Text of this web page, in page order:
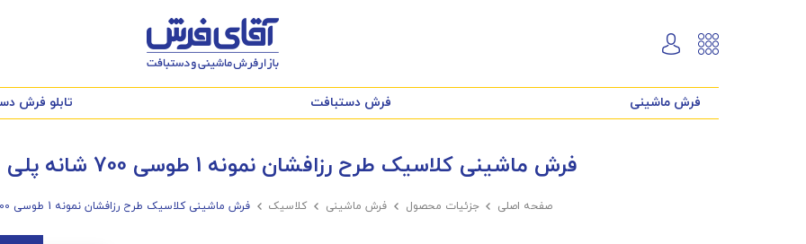
فرش ماشینی فرش دستبافت تابلو فرش
فرش ماشینی کلاسیک طرح رزافشان نمونه 1 طوسی 700 شانه پلی استر فیلامنت فرهی
صفحه اصلی  جزئیات محصول  فرش ماشینی  کلاسیک  فرش ماشینی کلاسیک طرح رزافشان نمونه 1 طوسی 700 شانه پلی استر فیلامنت فرهی